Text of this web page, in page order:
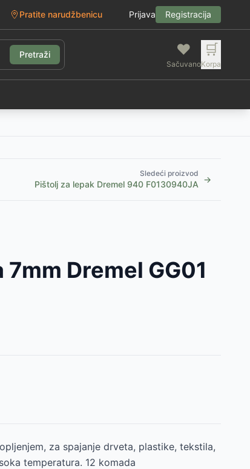
Pratite narudžbenicu Prijava Registracija
Pretraži ❤️
Sačuvano
🛒
Korpa
Sledeći proizvod
Pištolj za lepak Dremel 940 F0130940JA →
Dremel GG01
za spajanje drveta, plastike, tekstila,
temperatura. 12 komada